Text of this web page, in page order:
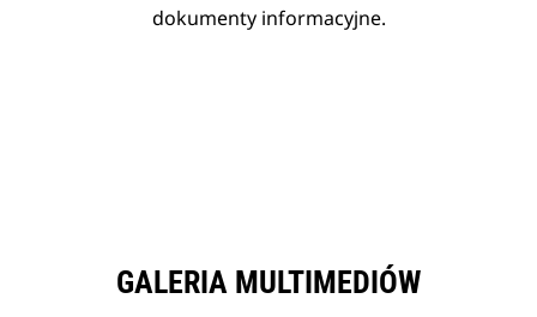
dokumenty informacyjne.
GALERIA MULTIMEDIÓW